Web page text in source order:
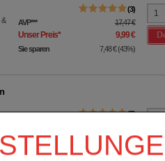
&
3
AVP*** 17,47 €
Unser Preis* 9,99 €
Sie sparen 7,48 €(43%)
2
Unser Preis 23,89 €
Sie sparen 19,50 €(45%)